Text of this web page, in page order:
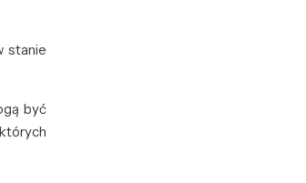
stanie
być